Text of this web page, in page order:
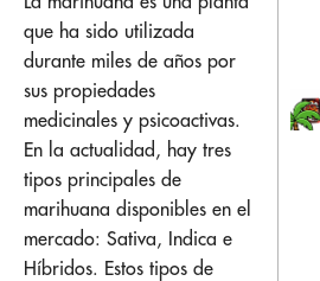
que ha sido utilizada
durante miles de años por
sus propiedades
medicinales y psicoactivas.
En la actualidad, hay tres
tipos principales de
marihuana disponibles en el
mercado: Sativa, Indica e
Híbridos. Estos tipos de